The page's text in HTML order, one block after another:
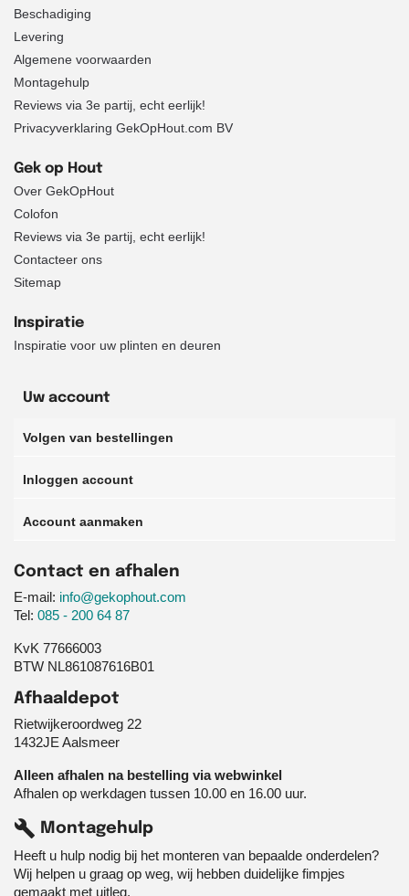
Beschadiging
Levering
Algemene voorwaarden
Montagehulp
Reviews via 3e partij, echt eerlijk!
Privacyverklaring GekOpHout.com BV
Gek op Hout
Over GekOpHout
Colofon
Reviews via 3e partij, echt eerlijk!
Contacteer ons
Sitemap
Inspiratie
Inspiratie voor uw plinten en deuren
Uw account
Volgen van bestellingen
Inloggen account
Account aanmaken
Contact en afhalen
E-mail: info@gekophout.com
Tel: 085 - 200 64 87
KvK 77666003
BTW NL861087616B01
Afhaaldepot
Rietwijkeroordweg 22
1432JE Aalsmeer
Alleen afhalen na bestelling via webwinkel
Afhalen op werkdagen tussen 10.00 en 16.00 uur.
build Montagehulp
Heeft u hulp nodig bij het monteren van bepaalde onderdelen?
Wij helpen u graag op weg, wij hebben duidelijke fimpjes
gemaakt met uitleg.